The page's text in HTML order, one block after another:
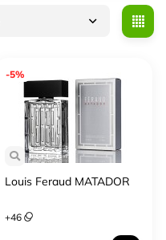
-5%
Louis Feraud MATADOR
+46